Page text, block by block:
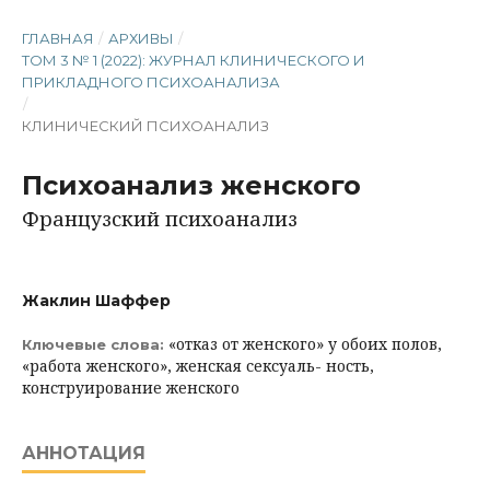
ГЛАВНАЯ / АРХИВЫ /
ТОМ 3 № 1 (2022): ЖУРНАЛ КЛИНИЧЕСКОГО И
ПРИКЛАДНОГО ПСИХОАНАЛИЗА
/
КЛИНИЧЕСКИЙ ПСИХОАНАЛИЗ
Психоанализ женского
Французский психоанализ
Жаклин Шаффер
Ключевые слова: «отказ от женского» у обоих полов,
«работа женского», женская сексуаль- ность,
конструирование женского
АННОТАЦИЯ